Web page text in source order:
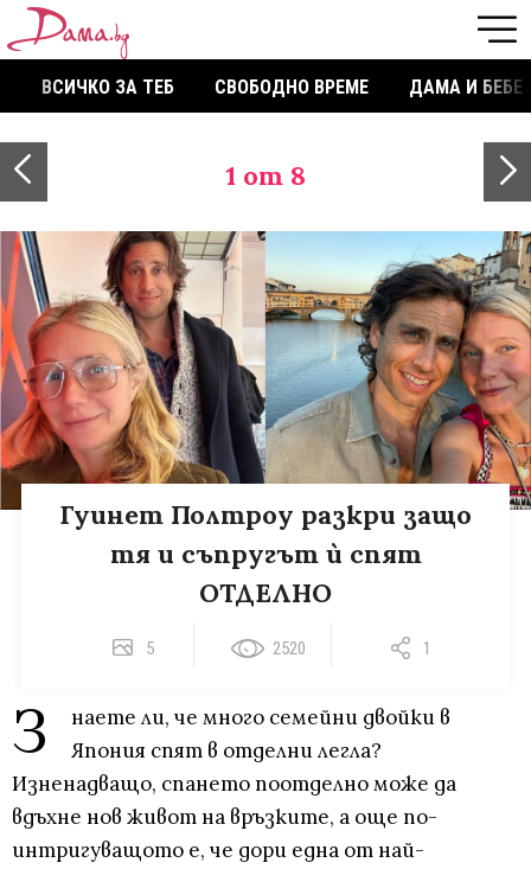
ВСИЧКО ЗА ТЕБ СВОБОДНО ВРЕМЕ ДАМА И БЕБЕ
1 от 8
Гуинет Полтроу разкри защо
тя и съпругът ѝ спят
ОТДЕЛНО
5 2520 1
З
наете ли, че много семейни двойки в
Япония спят в отделни легла?
Изненадващо, спането поотделно може да
вдъхне нов живот на връзките, а още по-
интригуващото е, че дори една от най-